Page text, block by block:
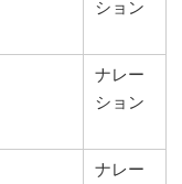
ション
ナレー
ション
ナレー